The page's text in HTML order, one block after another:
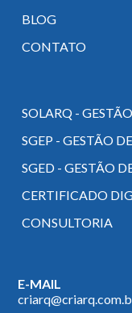
BLOG
CONTATO
SOLARQ -
SGEP - GESTÃO
SGED - GESTÃO
CERTIFICADO
CONSULTORIA
E-MAIL